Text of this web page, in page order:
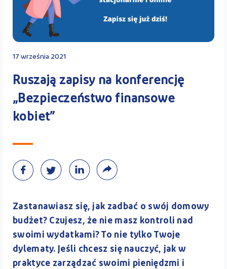
17 września 2021
Ruszają zapisy na konferencję
„Bezpieczeństwo finansowe
kobiet”
Zastanawiasz się, jak zadbać o swój domowy
budżet? Czujesz, że nie masz kontroli nad
swoimi wydatkami? To nie tylko Twoje
dylematy. Jeśli chcesz się nauczyć, jak w
praktyce zarządzać swoimi pieniędzmi i